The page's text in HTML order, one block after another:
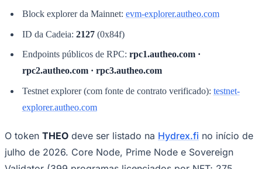
Block explorer da Mainnet: evm-explorer.autheo.com
ID da Cadeia: 2127(0x84f)
Endpoints públicos de RPC: rpc1.autheo.com ·
rpc2.autheo.com · rpc3.autheo.com
Testnet explorer (com fonte de contrato verificado): testnet-
explorer.autheo.com
O token THEO deve ser listado na Hydrex.fi no início de
julho de 2026. Core Node, Prime Node e Sovereign